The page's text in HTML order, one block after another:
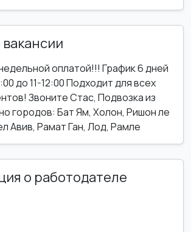
оплатой!!! График 6 дней
до 11-12:00 Подходит для всех
Звоните Стас, Подвозка из
городов: Бат Ям, Холон, Ришон ле
Авив, Рамат Ган, Лод, Рамле
о работодателе